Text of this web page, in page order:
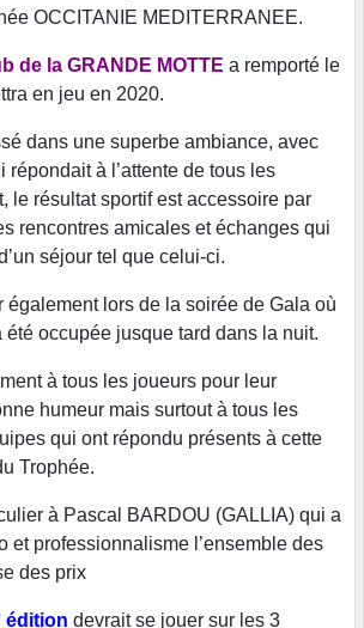
OCCITANIE MEDITERRANEE.
de la GRANDE MOTTE a remporté le
en jeu en 2020.
dans une superbe ambiance, avec
répondait à l’attente de tous les
le résultat sportif est accessoire par
rencontres amicales et échanges qui
séjour tel que celui-ci.
également lors de la soirée de Gala où
été occupée jusque tard dans la nuit.
à tous les joueurs pour leur
humeur mais surtout à tous les
qui ont répondu présents à cette
Trophée.
à Pascal BARDOU (GALLIA) qui a
et professionnalisme l’ensemble des
des prix
édition devrait se jouer sur les 3